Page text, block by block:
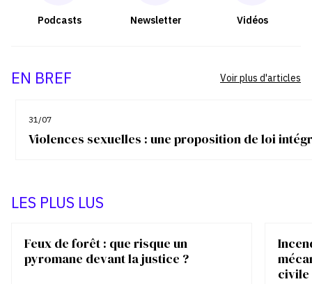
Podcasts Newsletter Vidéos
EN BREF
31/07
Violences sexuelles : une proposition de loi
Voir plus d'articles
LES PLUS LUS
Feux de forêt : que risque un
pyromane devant la justice ?